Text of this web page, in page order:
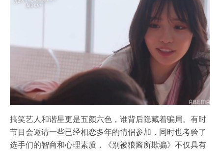
搞笑艺人和谐星更是五颜六色，谁背后隐藏着骗局。有时
节目会邀请一些已经相恋多年的情侣参加，同时也考验了
选手们的智商和心理素质，《别被狼酱所欺骗》不仅具有